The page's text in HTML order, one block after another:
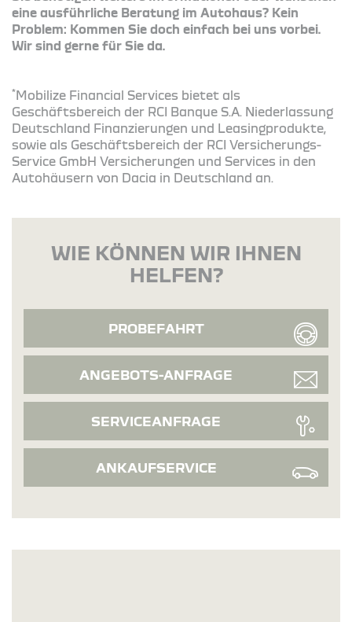
eine ausführliche Beratung im Autohaus? Kein
Problem: Kommen Sie doch einfach bei uns vorbei.
Wir sind gerne für Sie da.
*Mobilize Financial Services bietet als
Geschäftsbereich der RCI Banque S.A. Niederlassung
Deutschland Finanzierungen und Leasingprodukte,
sowie als Geschäftsbereich der RCI Versicherungs-
Service GmbH Versicherungen und Services in den
Autohäusern von Dacia in Deutschland an.
WIE KÖNNEN WIR IHNEN
HELFEN?
PROBEFAHRT
ANGEBOTS-ANFRAGE
SERVICEANFRAGE
ANKAUFSERVICE